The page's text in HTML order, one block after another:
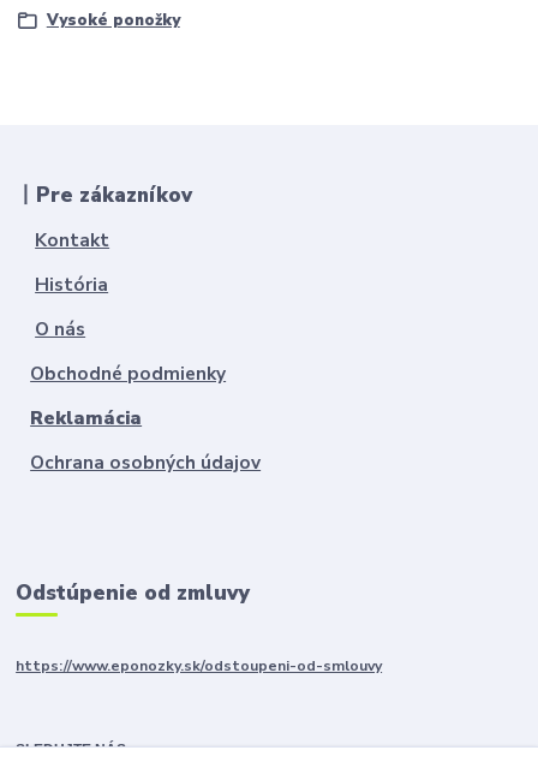
Vysoké ponožky
丨Pre zákazníkov
Kontakt
História
O nás
Obchodné podmienky
Reklamácia
Ochrana osobných údajov
Odstúpenie od zmluvy
https://www.eponozky.sk/odstoupeni-od-smlouvy
SLEDUJTE NÁS